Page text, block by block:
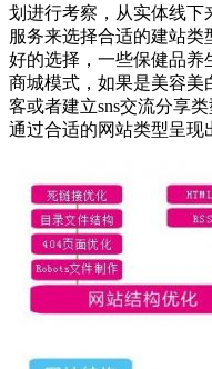
划进行考察，从实体线下
服务来选择合适的建站
好的选择，一些保健品养
商城模式，如果是美容美
客或者建立sns交流分享
通过合适的网站类型呈现